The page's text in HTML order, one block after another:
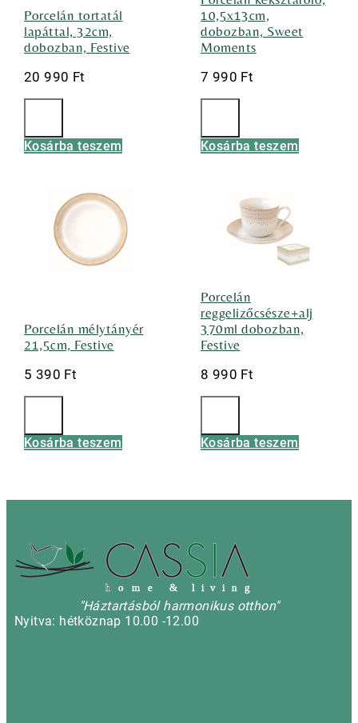
Porcelán tortatál
lapáttal, 32cm,
dobozban, Festive
20 990 Ft
Kosárba teszem
10,5x13cm,
dobozban, Sweet
Moments
7 990 Ft
Kosárba teszem
Porcelán mélytányér
21,5cm, Festive
5 390 Ft
Kosárba teszem
Porcelán
reggelizőcsésze+alj
370ml dobozban,
Festive
8 990 Ft
Kosárba teszem
h o m e & l i v i n g
"Háztartásból harmonikus otthon"
Nyitva: hétköznap 10.00 -12.00